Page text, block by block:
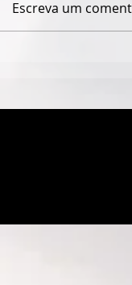
AGOSTO
Escreva um